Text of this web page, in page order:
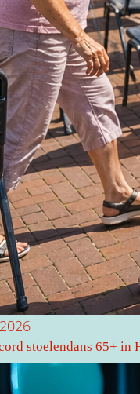
stoelendans 65+ in